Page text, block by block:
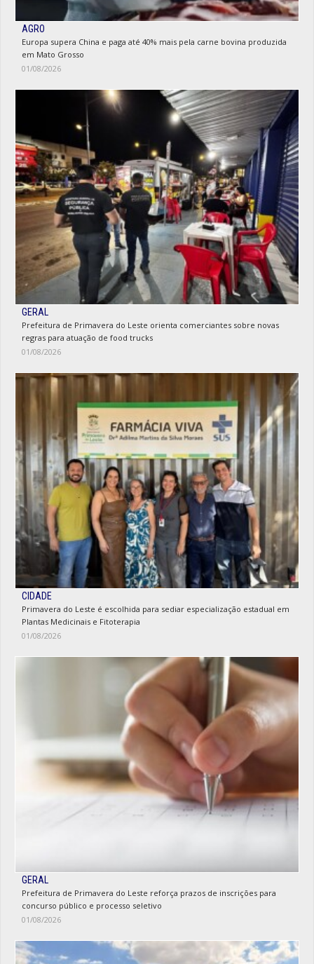
AGRO
Europa supera China e paga até 40% mais pela carne bovina produzida
em Mato Grosso
01/08/2026
GERAL
Prefeitura de Primavera do Leste orienta comerciantes sobre novas
regras para atuação de food trucks
01/08/2026
CIDADE
Primavera do Leste é escolhida para sediar especialização estadual em
Plantas Medicinais e Fitoterapia
01/08/2026
GERAL
Prefeitura de Primavera do Leste reforça prazos de inscrições para
concurso público e processo seletivo
01/08/2026